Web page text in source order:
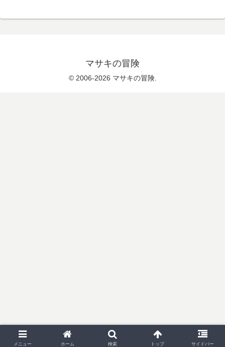
マサキの冒険
© 2006-2026 マサキの冒険.
メニュー ホーム 検索 トップ サイドバー